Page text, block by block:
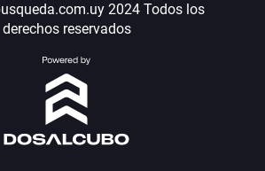
2024 Todos los
derechos reservados